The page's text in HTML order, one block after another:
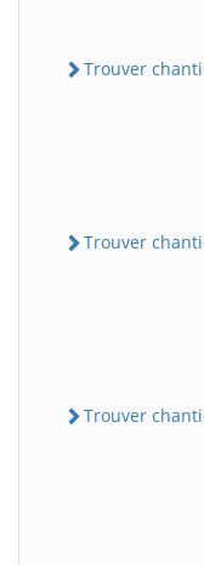
Trouver
Trouver
Trouver